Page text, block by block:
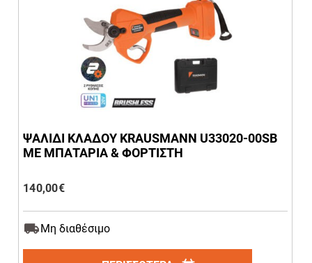
ΨΑΛΙΔΙ ΚΛΑΔΟΥ KRAUSMANN U33020-00SB
ΜΕ ΜΠΑΤΑΡΙΑ & ΦΟΡΤΙΣΤΗ
140,00€
Μη διαθέσιμο